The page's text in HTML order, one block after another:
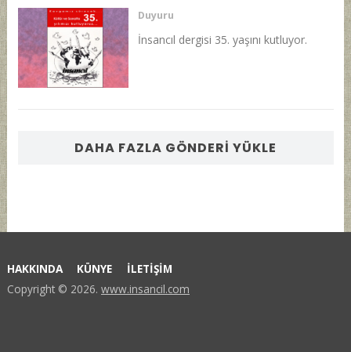
Duyuru
İnsancıl dergisi 35. yaşını kutluyor.
DAHA FAZLA GÖNDERI YÜKLE
HAKKINDA KÜNYE
İLETİŞİM
Copyright © 2026. www.insancil.com